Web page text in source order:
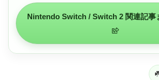
Nintendo Switch / Switch 2 関連記事